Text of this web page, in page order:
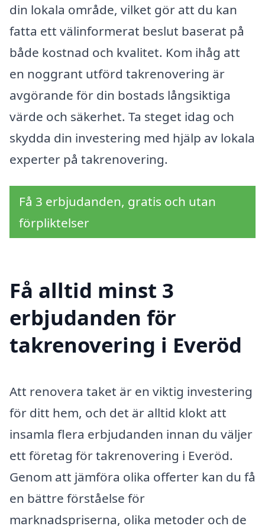
din lokala område, vilket gör att du kan
fatta ett välinformerat beslut baserat på
både kostnad och kvalitet. Kom ihåg att
en noggrant utförd takrenovering är
avgörande för din bostads långsiktiga
värde och säkerhet. Ta steget idag och
skydda din investering med hjälp av lokala
experter på takrenovering.
Få 3 erbjudanden, gratis och utan
förpliktelser
Få alltid minst 3
erbjudanden för
takrenovering i Everöd
Att renovera taket är en viktig investering
för ditt hem, och det är alltid klokt att
insamla flera erbjudanden innan du väljer
ett företag för takrenovering i Everöd.
Genom att jämföra olika offerter kan du få
en bättre förståelse för
marknadspriserna, olika metoder och de